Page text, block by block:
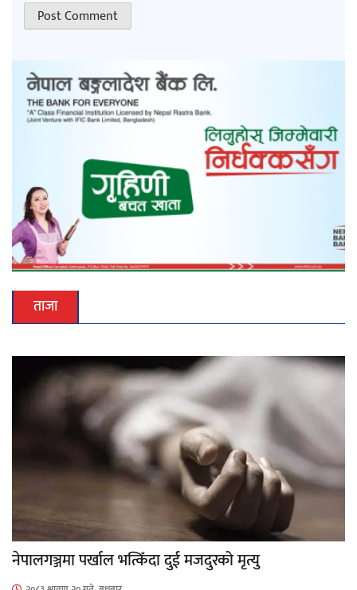
ताजा
नेपालगञ्जमा पर्खाल भत्किँदा दुई मजदुरको मृत्यु